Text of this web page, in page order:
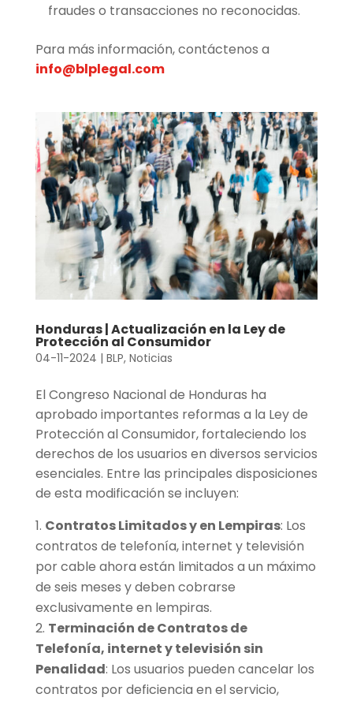
fraudes o transacciones no reconocidas.
Para más información, contáctenos a
info@blplegal.com
Honduras | Actualización en la Ley de
Protección al Consumidor
04-11-2024 | BLP, Noticias
El Congreso Nacional de Honduras ha
aprobado importantes reformas a la Ley de
Protección al Consumidor, fortaleciendo los
derechos de los usuarios en diversos servicios
esenciales. Entre las principales disposiciones
de esta modificación se incluyen:
Contratos Limitados y en Lempiras: Los
contratos de telefonía, internet y televisión
por cable ahora están limitados a un máximo
de seis meses y deben cobrarse
exclusivamente en lempiras.
Terminación de Contratosde
Telefonía, internet y televisión sin
Penalidad: Los usuarios pueden cancelar los
contratos por deficiencia en el servicio,